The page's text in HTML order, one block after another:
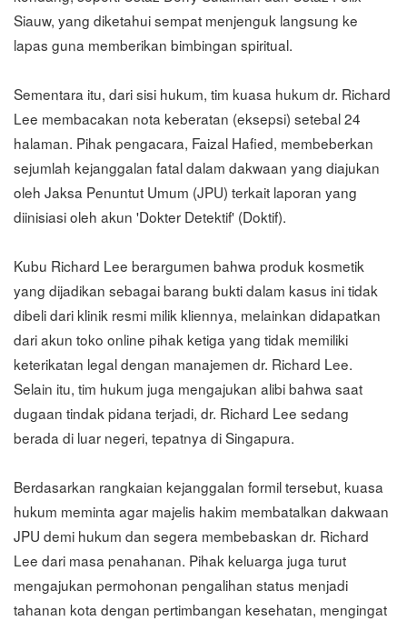
Siauw, yang diketahui sempat menjenguk langsung ke
lapas guna memberikan bimbingan spiritual.
Sementara itu, dari sisi hukum, tim kuasa hukum dr. Richard
Lee membacakan nota keberatan (eksepsi) setebal 24
halaman. Pihak pengacara, Faizal Hafied, membeberkan
sejumlah kejanggalan fatal dalam dakwaan yang diajukan
oleh Jaksa Penuntut Umum (JPU) terkait laporan yang
diinisiasi oleh akun 'Dokter Detektif' (Doktif).
Kubu Richard Lee berargumen bahwa produk kosmetik
yang dijadikan sebagai barang bukti dalam kasus ini tidak
dibeli dari klinik resmi milik kliennya, melainkan didapatkan
dari akun toko online pihak ketiga yang tidak memiliki
keterikatan legal dengan manajemen dr. Richard Lee.
Selain itu, tim hukum juga mengajukan alibi bahwa saat
dugaan tindak pidana terjadi, dr. Richard Lee sedang
berada di luar negeri, tepatnya di Singapura.
Berdasarkan rangkaian kejanggalan formil tersebut, kuasa
hukum meminta agar majelis hakim membatalkan dakwaan
JPU demi hukum dan segera membebaskan dr. Richard
Lee dari masa penahanan. Pihak keluarga juga turut
mengajukan permohonan pengalihan status menjadi
tahanan kota dengan pertimbangan kesehatan, mengingat